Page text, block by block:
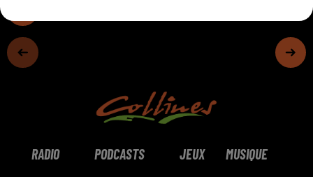
RADIO PODCASTS JEUX MUSIQUE